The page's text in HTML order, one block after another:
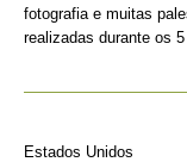
fotografia e muitas
realizadas durante os
Estados Unidos